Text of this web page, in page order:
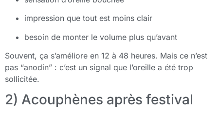
impression que tout est moins clair
besoin de monter le volume plus qu’avant
Souvent, ça s’améliore en 12 à 48 heures. Mais ce n’est
pas “anodin” : c’est un signal que l’oreille a été trop
sollicitée.
2) Acouphènes après festival